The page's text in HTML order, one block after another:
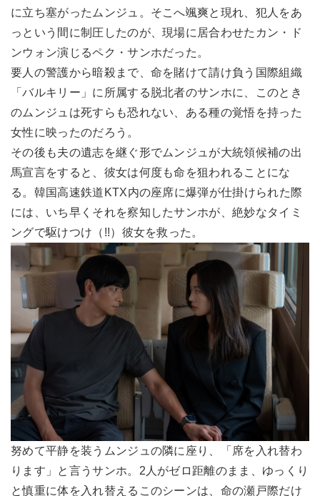
に立ち塞がったムンジュ。そこへ颯爽と現れ、犯人をあ
っという間に制圧したのが、現場に居合わせたカン・ド
ンウォン演じるペク・サンホだった。
要人の警護から暗殺まで、命を賭けて請け負う国際組織
「バルキリー」に所属する脱北者のサンホに、このとき
のムンジュは死すらも恐れない、ある種の覚悟を持った
女性に映ったのだろう。
その後も夫の遺志を継ぐ形でムンジュが大統領候補の出
馬宣言をすると、彼女は何度も命を狙われることにな
る。韓国高速鉄道KTX内の座席に爆弾が仕掛けられた際
には、いち早くそれを察知したサンホが、絶妙なタイミ
ングで駆けつけ（!!）彼女を救った。
努めて平静を装うムンジュの隣に座り、「席を入れ替わ
ります」と言うサンホ。2人がゼロ距離のまま、ゆっくり
と慎重に体を入れ替えるこのシーンは、命の瀬戸際だけ